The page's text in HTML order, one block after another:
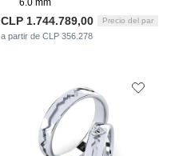
6.0 mm
CLP 1.744.789,00 Precio del par
a partir de CLP 356.278